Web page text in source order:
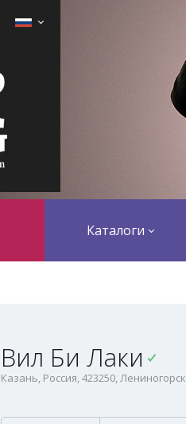
Каталоги
Вил Би Лаки
Казань, Россия, 423250, Лениногорск